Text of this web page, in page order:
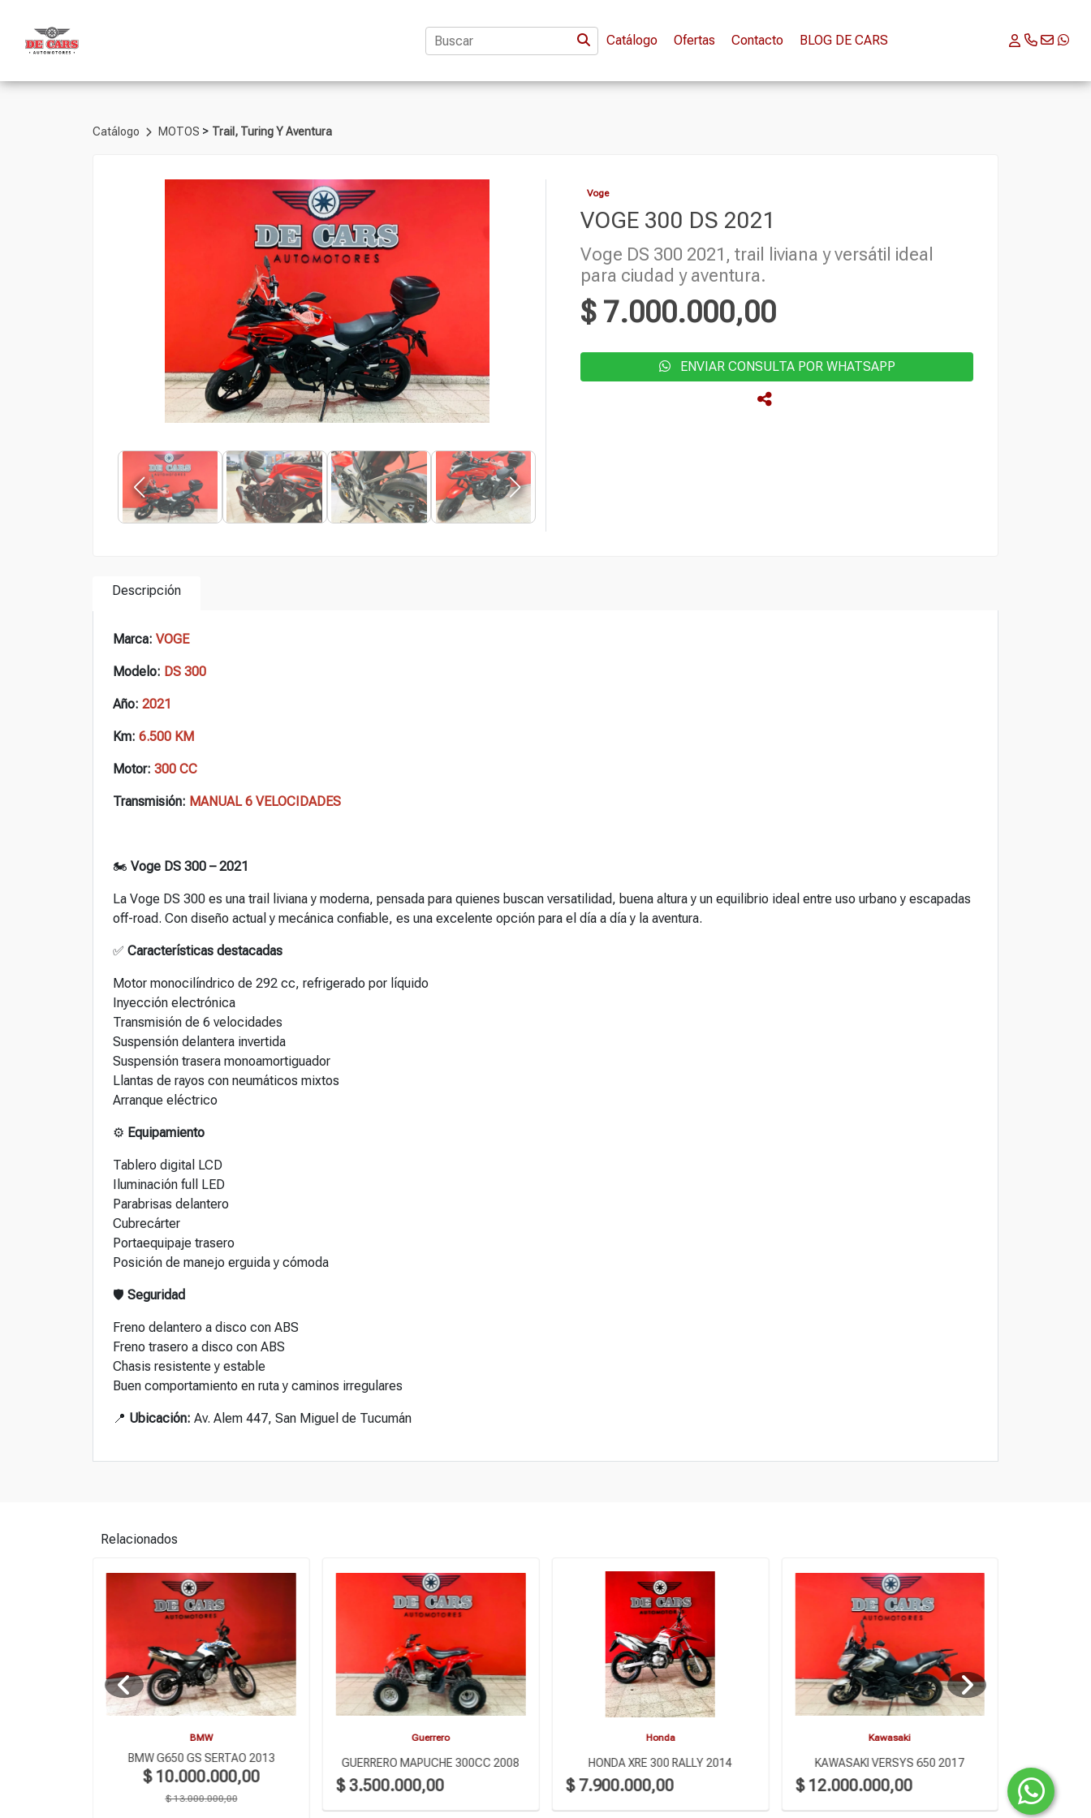
Catálogo Ofertas Contacto BLOG DE CARS
Catálogo MOTOS > Trail, Turing Y Aventura
Voge
VOGE 300 DS 2021
Voge DS 300 2021, trail liviana y versátil ideal
para ciudad y aventura.
$ 7.000.000,00
ENVIAR CONSULTA POR WHATSAPP
Descripción
Marca: VOGE
Modelo: DS 300
Año: 2021
Km: 6.500 KM
Motor: 300 CC
Transmisión: MANUAL 6 VELOCIDADES
🏍️ Voge DS 300 – 2021
La Voge DS 300 es una trail liviana y moderna, pensada para quienes buscan versatilidad, buena altura y un equilibrio ideal entre uso urbano y escapadas
off-road. Con diseño actual y mecánica confiable, es una excelente opción para el día a día y la aventura.
✅ Características destacadas
Motor monocilíndrico de 292 cc, refrigerado por líquido
Inyección electrónica
Transmisión de 6 velocidades
Suspensión delantera invertida
Suspensión trasera monoamortiguador
Llantas de rayos con neumáticos mixtos
Arranque eléctrico
⚙️ Equipamiento
Tablero digital LCD
Iluminación full LED
Parabrisas delantero
Cubrecárter
Portaequipaje trasero
Posición de manejo erguida y cómoda
🛡️ Seguridad
Freno delantero a disco con ABS
Freno trasero a disco con ABS
Chasis resistente y estable
Buen comportamiento en ruta y caminos irregulares
📍 Ubicación: Av. Alem 447, San Miguel de Tucumán
Relacionados
BMW
BMW G650 GS SERTAO 2013
$ 10.000.000,00
$ 13.000.000,00
Guerrero
GUERRERO MAPUCHE 300CC 2008
$ 3.500.000,00
Honda
HONDA XRE 300 RALLY 2014
$ 7.900.000,00
Kawasaki
KAWASAKI VERSYS 650 2017
$ 12.000.000,00 $